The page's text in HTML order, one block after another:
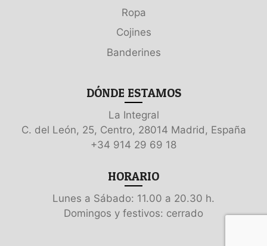
Ropa
Cojines
Banderines
DÓNDE ESTAMOS
La Integral
C. del León, 25, Centro, 28014 Madrid, España
+34 914 29 69 18
HORARIO
Lunes a Sábado: 11.00 a 20.30 h.
Domingos y festivos: cerrado